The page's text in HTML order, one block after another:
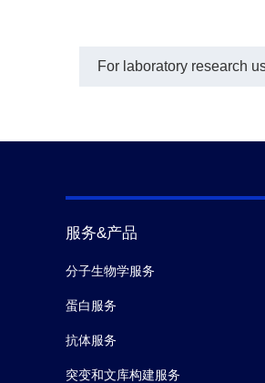
For laboratory research
服务&产品
分子生物学服务
蛋白服务
抗体服务
突变和文库构建服务